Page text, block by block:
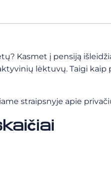
Kasmet į pensiją
lėktuvų. Taigi
straipsnyje apie